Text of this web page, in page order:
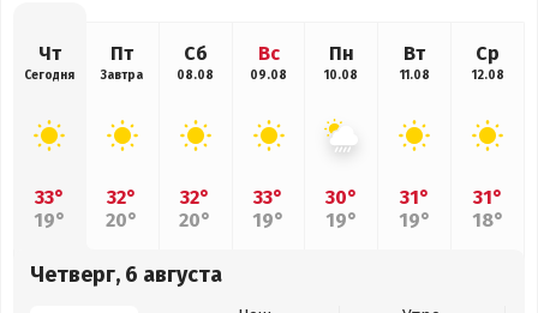
Чт
Сегодня
33°
19°
Пт
Завтра
32°
20°
Сб
08.08
32°
20°
Вс
09.08
33°
19°
Пн
10.08
30°
19°
Вт
11.08
31°
19°
Ср
12.08
31°
18°
Четверг, 6 августа